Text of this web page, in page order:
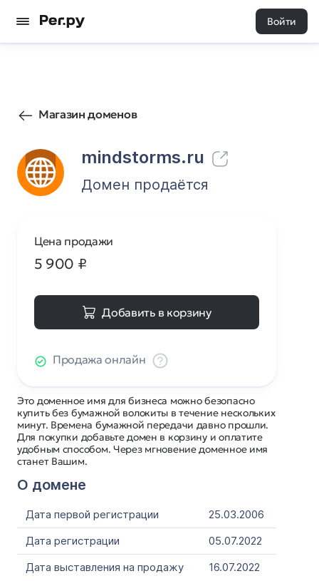
Войти
Магазин доменов
mindstorms.ru
14 0
Домен продаётся
Это доменное имя для бизнеса можно безопасно
купить без бумажной волокиты в течение нескольких
минут. Времена бумажной передачи давно прошли.
Для покупки добавьте домен в корзину и оплатите
удобным способом. Через мгновение доменное имя
станет Вашим.
О домене
Дата первой регистрации
25.03.2006
Дата регистрации
05.07.2022
Дата выставления на продажу
16.07.2022
Цена продажи
5 900 ₽
Добавить в корзину
Продажа онлайн